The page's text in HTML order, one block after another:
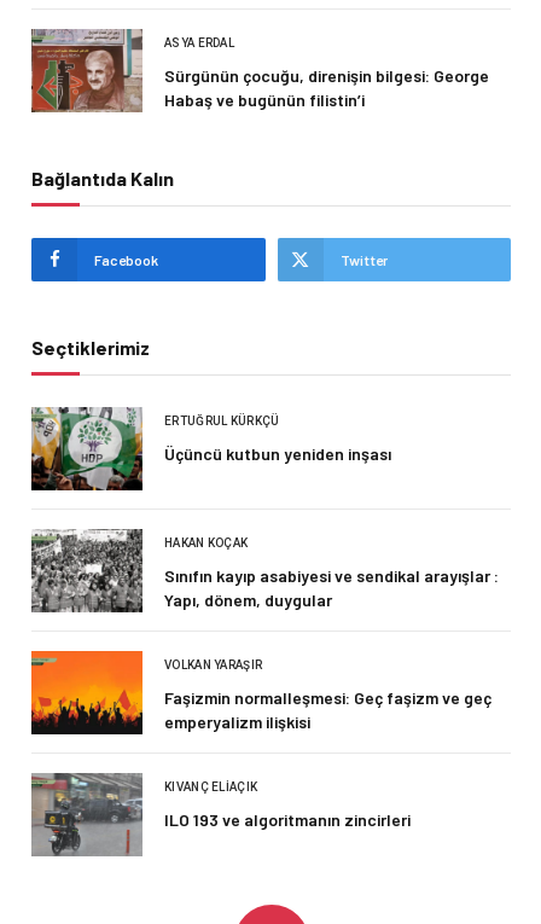
ASYA ERDAL
Sürgünün çocuğu, direnişin bilgesi: George
Habaş ve bugünün filistin’i
Bağlantıda Kalın
Facebook Twitter
Seçtiklerimiz
ERTUĞRUL KÜRKÇÜ
Üçüncü kutbun yeniden inşası
HAKAN KOÇAK
Sınıfın kayıp asabiyesi ve sendikal arayışlar :
Yapı, dönem, duygular
VOLKAN YARAŞIR
Faşizmin normalleşmesi: Geç faşizm ve geç
emperyalizm ilişkisi
KIVANÇ ELIAÇIK
ILO 193 ve algoritmanın zincirleri